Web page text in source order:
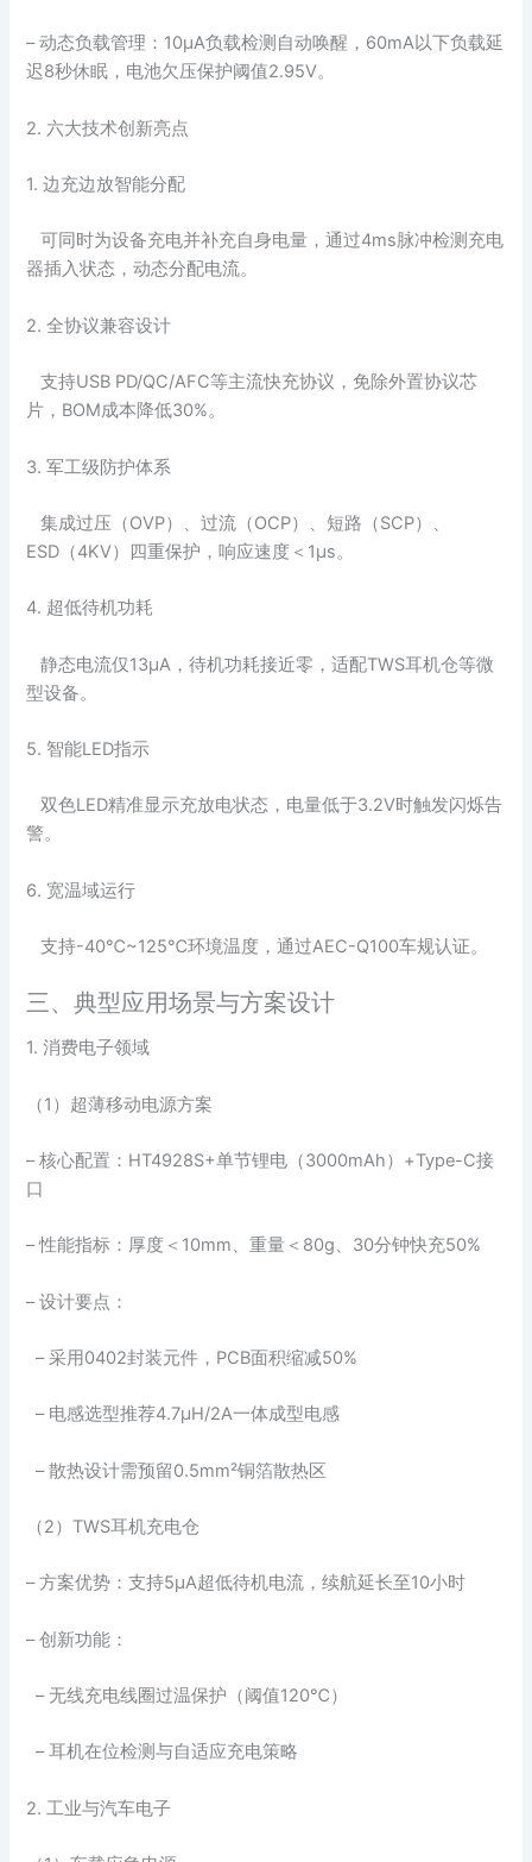
– 动态负载管理：10μA负载检测自动唤醒，60mA以下负载延
迟8秒休眠，电池欠压保护阈值2.95V。
2. 六大技术创新亮点
1. 边充边放智能分配
可同时为设备充电并补充自身电量，通过4ms脉冲检测充电
器插入状态，动态分配电流。
2. 全协议兼容设计
支持USB PD/QC/AFC等主流快充协议，免除外置协议芯
片，BOM成本降低30%。
3. 军工级防护体系
集成过压（OVP）、过流（OCP）、短路（SCP）、
ESD（4KV）四重保护，响应速度＜1μs。
4. 超低待机功耗
静态电流仅13μA，待机功耗接近零，适配TWS耳机仓等微
型设备。
5. 智能LED指示
双色LED精准显示充放电状态，电量低于3.2V时触发闪烁告
警。
6. 宽温域运行
支持-40℃~125℃环境温度，通过AEC-Q100车规认证。
三、典型应用场景与方案设计
1. 消费电子领域
（1）超薄移动电源方案
– 核心配置：HT4928S+单节锂电（3000mAh）+Type-C接
口
– 性能指标：厚度＜10mm、重量＜80g、30分钟快充50%
– 设计要点：
– 采用0402封装元件，PCB面积缩减50%
– 电感选型推荐4.7μH/2A一体成型电感
– 散热设计需预留0.5mm²铜箔散热区
（2）TWS耳机充电仓
– 方案优势：支持5μA超低待机电流，续航延长至10小时
– 创新功能：
– 无线充电线圈过温保护（阈值120℃）
– 耳机在位检测与自适应充电策略
2. 工业与汽车电子